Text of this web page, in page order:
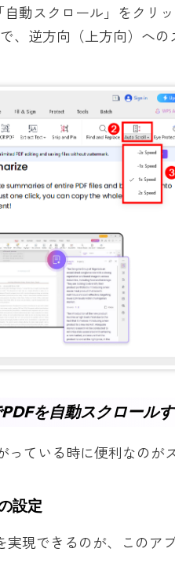
自動スクロール」をクリ
、逆方向（上方向）へ
を自動スクロール
ている時に便利なのが
設定
実現できるのが、このア